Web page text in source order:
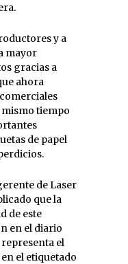
y a
mayor
gracias a
ahora
tiempo
de papel
de Laser
que la
de este
en el diario
el
el etiquetado